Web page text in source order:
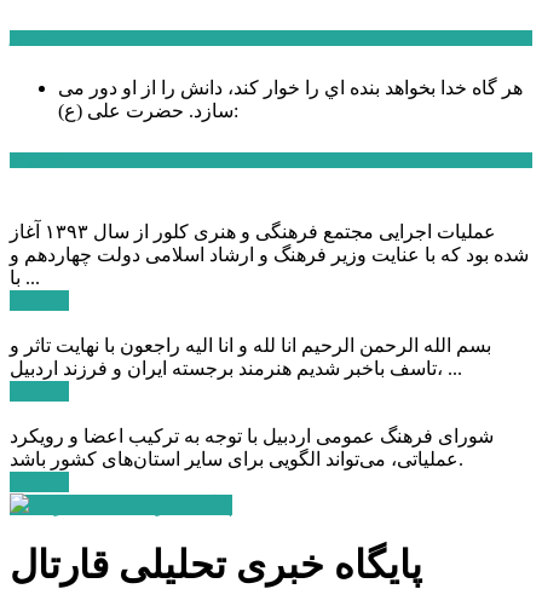
هر گاه خدا بخواهد بنده اي را خوار كند، دانش را از او دور می
سازد.حضرت علی (ع):
عملیات اجرایی مجتمع فرهنگی و هنری کلور از سال ۱۳۹۳ آغاز
شده بود که با عنایت وزیر فرهنگ و ارشاد اسلامی دولت چهاردهم و
با ...
بسم الله الرحمن الرحیم انا لله و انا الیه راجعون با نهایت تاثر و
تاسف باخبر شدیم هنرمند برجسته ایران و فرزند اردبیل، ...
شورای فرهنگ عمومی اردبیل با توجه به ترکیب اعضا و رویکرد
عملیاتی، می‌تواند الگویی برای سایر استان‌های کشور باشد.
پایگاه خبری تحلیلی قارتال